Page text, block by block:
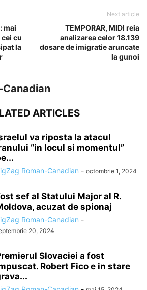
mai
cu
la
Next article
TEMPORAR, MIDI reia
analizarea celor 18.139
dosare de imigratie aruncate
la gunoi
Canadian
ARTICLES
va riposta la atacul
“in locul si momentul”
Roman-Canadian - octombrie 1, 2024
sef al Statului Major al R.
acuzat de spionaj
Roman-Canadian -
20, 2024
Slovaciei a fost
Robert Fico e in stare